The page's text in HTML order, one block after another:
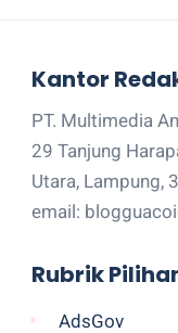
Kantor
PT. Multimedia
29 Tanjung
Utara, Lampung,
email:
Rubrik
AdsGov